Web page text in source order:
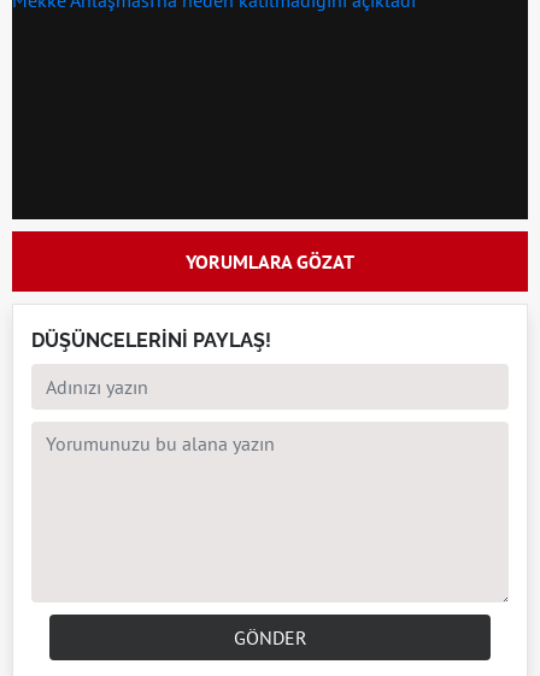
YORUMLARA GÖZAT
DÜŞÜNCELERİNİ PAYLAŞ!
GÖNDER